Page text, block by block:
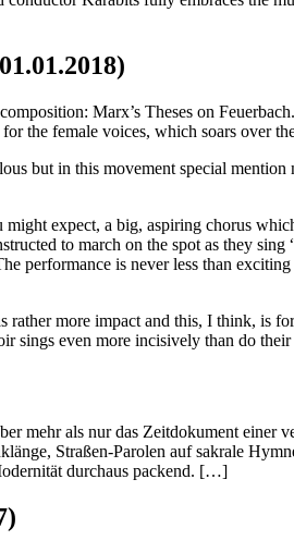
Marx’s Theses on
the female voices, which soars over
but in this movement special
expect, a big, aspiring chorus
to march on the spot as they
performance is never less than
more impact and this, I think, is
sings even more incisively than do
mehr als nur das Zeitdokument einer
Straßen-Parolen auf sakrale
durchaus packend. […]